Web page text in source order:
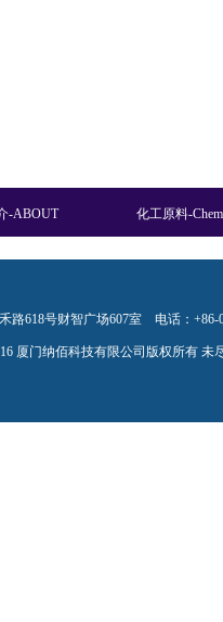
-ABOUT
化工原料-
路618号财智广场607室 电话：+86-
厦门纳佰科技有限公司 版权所有 未